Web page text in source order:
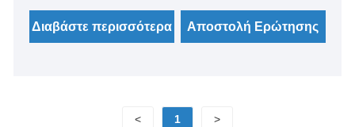
Διαβάστε περισσότερα Αποστολή Ερώτησης
< 1 >